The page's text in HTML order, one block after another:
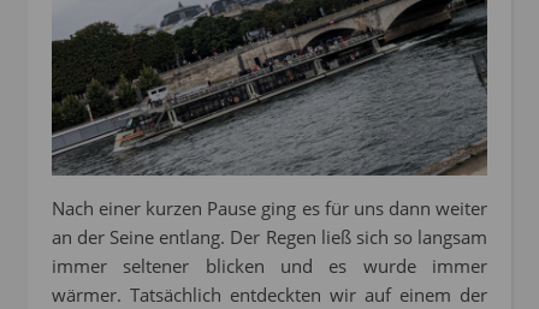
Nach einer kurzen Pause ging es für uns dann weiter
an der Seine entlang. Der Regen ließ sich so langsam
immer seltener blicken und es wurde immer
wärmer. Tatsächlich entdeckten wir auf einem der